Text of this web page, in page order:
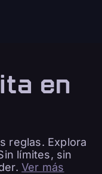
en
reglas. Explora
límites, sin
Ver más